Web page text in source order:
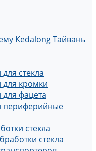
Kedalong Тайвань
стекла
кромки
фацета
периферийные
стекла
стекла